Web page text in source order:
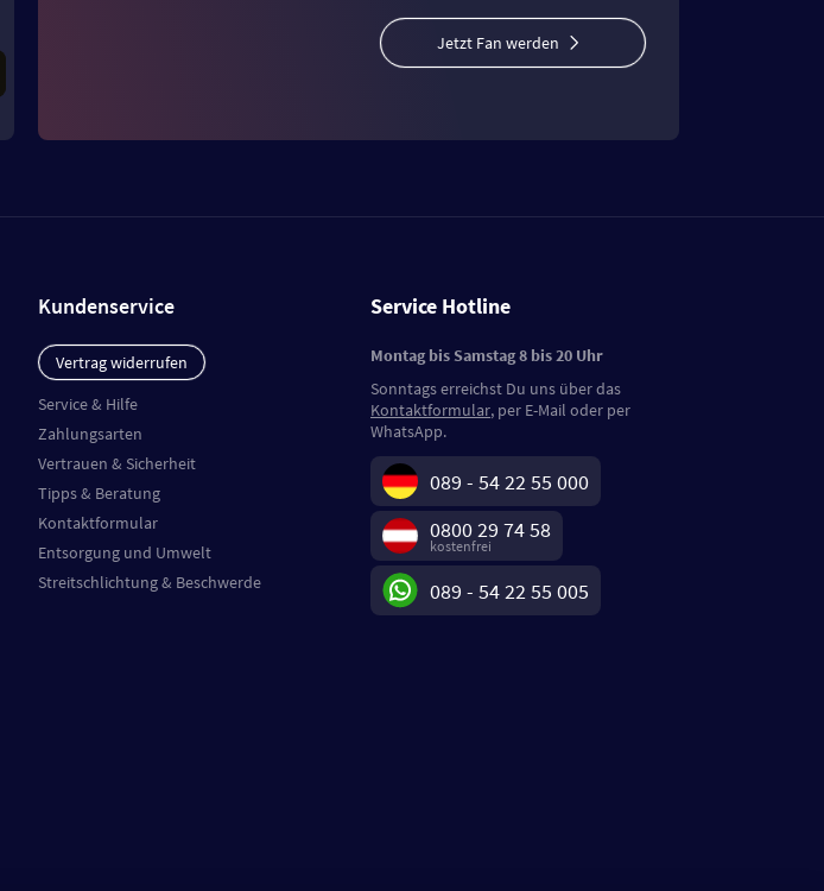
Jetzt Fan werden
Kundenservice
Vertrag widerrufen
Service & Hilfe
Zahlungsarten
Vertrauen & Sicherheit
Tipps & Beratung
Kontaktformular
Entsorgung und Umwelt
Streitschlichtung & Beschwerde
Service Hotline
Montag bis Samstag 8 bis 20 Uhr
Sonntags erreichst Du uns über das
Kontaktformular, per E-Mail oder per
WhatsApp.
089 - 54 22 55 000
0800 29 74 58
kostenfrei
089 - 54 22 55 005